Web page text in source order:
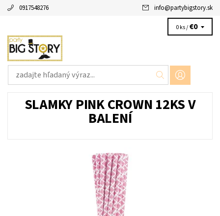
0917548276 info@partybigstory.sk
0 ks /€0
SLAMKY PINK CROWN 12KS V
BALENÍ